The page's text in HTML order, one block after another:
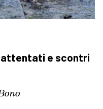
attentati e scontri